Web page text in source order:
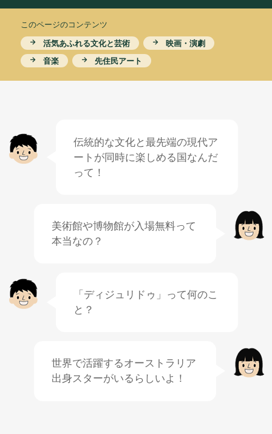
観光名所・世界遺産 基本情報
おすすめ
作
動物
動画
とオーストラリア
このサイトについて
このページのコンテンツ
活気あふれる文化と芸術 映画 ・演劇
音楽
先住民アート
伝統的な文化と最先端の現代ア
ートが同時に楽 しめる国なんだ
って！
美術館や博物館が入場無料って
本当なの？
「ディジュリドゥ」って何のこ
と？
世界で活躍するオーストラリア
出身スターがいるらしいよ！